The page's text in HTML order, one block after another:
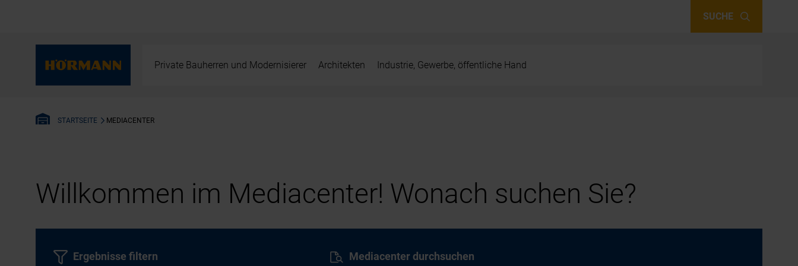
SUCHE
Private Bauherren und Modernisierer Architekten Industrie, Gewerbe, öffentliche Hand
STARTSEITE MEDIACENTER
Willkommen im Mediacenter! Wonach suchen Sie?
Mediacenter durchsuchen
Ergebnisse filtern